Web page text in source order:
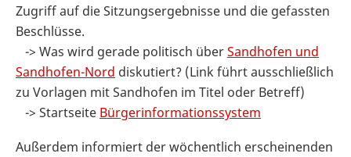
Zugriff auf die Sitzungsergebnisse und die gefassten
Beschlüsse.
-> Was wird gerade politisch überSandhofen und
Sandhofen-Nord diskutiert? (Link führt ausschließlich
zu Vorlagen mit Sandhofen im Titel oder Betreff)
-> Startseite Bürgerinformationssystem
Außerdem informiert der wöchentlich erscheinenden